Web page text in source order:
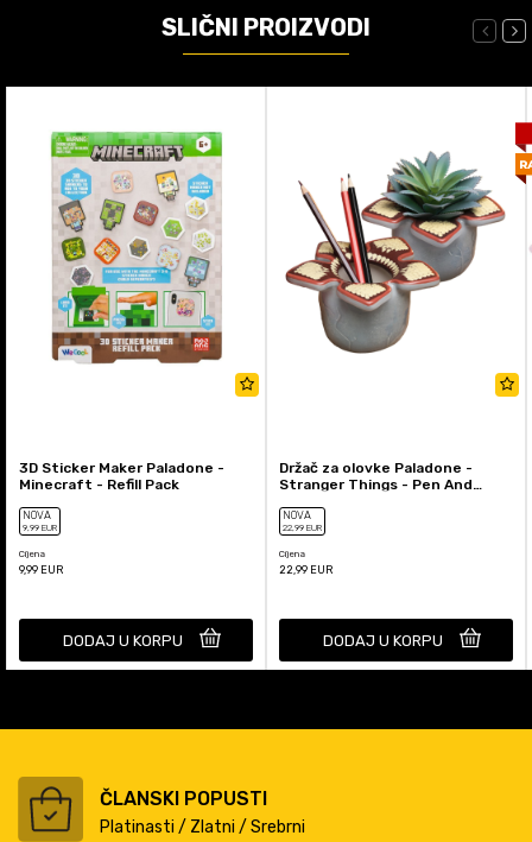
SLIČNI PROIZVODI
3D Sticker Maker Paladone -
Minecraft - Refill Pack
NOVA
9,99 EUR
Cijena
9,99 EUR
DODAJ U KORPU
Držač za olovke Paladone -
Stranger Things - Pen And
NOVA
22,99 EUR
Cijena
22,99 EUR
DODAJ U KORPU
ČLANSKI POPUSTI
Platinasti / Zlatni / Srebrni